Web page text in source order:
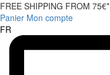
FREE SHIPPING FROM 75€*
Panier Mon compte
FR